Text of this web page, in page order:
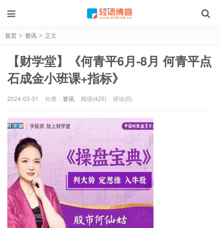
首页 > 资讯 > 正文
【财学堂】《何青平6月-8月 何青平点
石成金小班课+指标》
2024-03-31 分类： 资讯 阅读(425) 评论(0)